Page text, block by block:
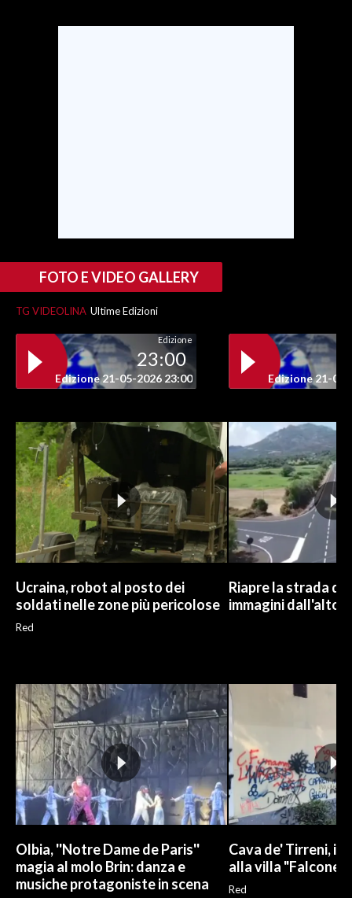
NECROLOGI
PUBBLICITÀ
SPIAGGE
STORE
FOTO E VIDEO GALLERY
TG VIDEOLINA Ultime Edizioni
Edizione
23:00
Edizione 21-05-2026 23:00 Edizione 21-05-
Ucraina, robot al posto dei
soldati nelle zone più pericolose
Red
Riapre la strada di
immagini dall'alto
Olbia, ''Notre Dame de Paris''
magia al molo Brin: danza e
musiche protagoniste in scena
Cava de' Tirreni, i
alla villa "Falcone
Red